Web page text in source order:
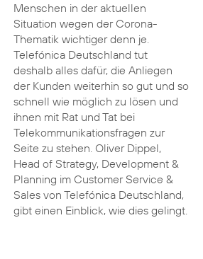
Menschen in der aktuellen
Situation wegen der Corona-
Thematik wichtiger denn je.
Telefónica Deutschland tut
deshalb alles dafür, die Anliegen
der Kunden weiterhin so gut und so
schnell wie möglich zu lösen und
ihnen mit Rat und Tat bei
Telekommunikationsfragen zur
Seite zu stehen. Oliver Dippel,
Head of Strategy, Development &
Planning im Customer Service &
Sales von Telefónica Deutschland,
gibt einen Einblick, wie dies gelingt.